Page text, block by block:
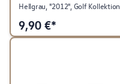
Hellgrau, "2012", Golf Kollektion
9,90 €*